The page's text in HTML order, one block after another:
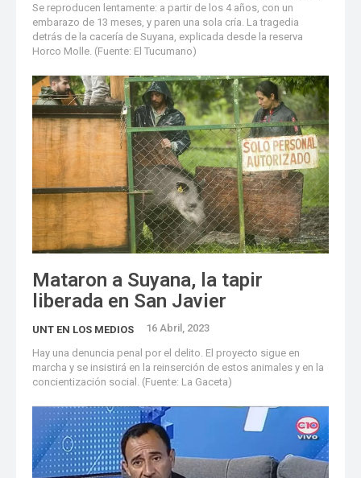
Se reproducen lentamente: a partir de los 4 años, con un
embarazo de 13 meses, y paren una sola cría. La tragedia
detrás de la cacería de Suyana, explicada desde la reserva
Horco Molle. (Fuente: El Tucumano)
Mataron a Suyana, la tapir
liberada en San Javier
UNT EN LOS MEDIOS 16 Abril, 2023
Hay una denuncia penal por el delito. El proyecto sigue en
marcha y se insistirá en la reinserción de estos animales y en la
concientización social. (Fuente: La Gaceta)